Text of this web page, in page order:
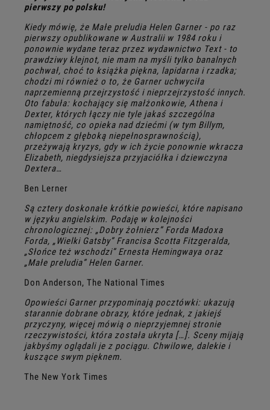
pierwszy po polsku!
Kiedy mówię, że Małe preludia Helen Garner - po raz
pierwszy opublikowane w Australii w 1984 roku i
ponownie wydane teraz przez wydawnictwo Text - to
prawdziwy klejnot, nie mam na myśli tylko banalnych
pochwał, choć to książka piękna, lapidarna i rzadka;
chodzi mi również o to, że Garner uchwyciła
naprzemienną przejrzystość i nieprzejrzystość innych.
Oto fabuła: kochający się małżonkowie, Athena i
Dexter, których łączy nie tyle jakaś szczególna
namiętność, co opieka nad dziećmi (w tym Billym,
chłopcem z głęboką niepełnosprawnością),
przeżywają kryzys, gdy w ich życie ponownie wkracza
Elizabeth, niegdysiejsza przyjaciółka i dziewczyna
Dextera…
Ben Lerner
Są cztery doskonałe krótkie powieści, które napisano
w języku angielskim. Podaję w kolejności
chronologicznej: „Dobry żołnierz” Forda Madoxa
Forda, „Wielki Gatsby” Francisa Scotta Fitzgeralda,
„Słońce też wschodzi” Ernesta Hemingwaya oraz
„Małe preludia” Helen Garner.
Don Anderson, The National Times
Opowieści Garner przypominają pocztówki: ukazują
starannie dobrane obrazy, które jednak, z jakiejś
przyczyny, więcej mówią o nieprzyjemnej stronie
rzeczywistości, która została ukryta […]. Sceny mijają
jakbyśmy oglądali je z pociągu. Chwilowe, dalekie i
kuszące swym pięknem.
The New York Times